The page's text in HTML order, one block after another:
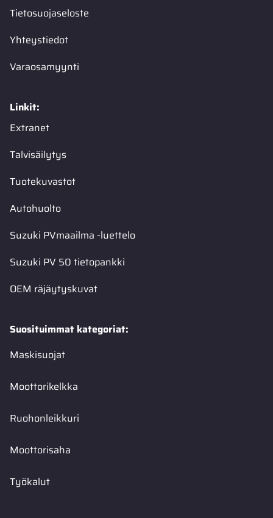
Tietosuojaseloste
Yhteystiedot
Varaosamyynti
Linkit:
Extranet
Talvisäilytys
Tuotekuvastot
Autohuolto
Suzuki PVmaailma -luettelo
Suzuki PV 50 tietopankki
OEM räjäytyskuvat
Suosituimmat kategoriat:
Maskisuojat
Moottorikelkka
Ruohonleikkuri
Moottorisaha
Työkalut